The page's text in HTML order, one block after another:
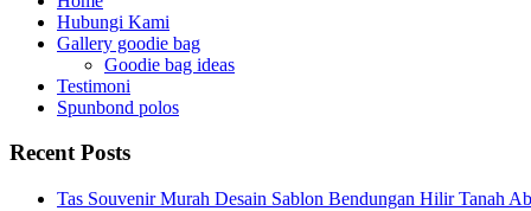
Hubungi Kami
Gallery goodie bag
Goodie bag ideas
Testimoni
Spunbond polos
Recent Posts
Tas Souvenir Murah Desain Sablon Bendungan Hilir Tanah